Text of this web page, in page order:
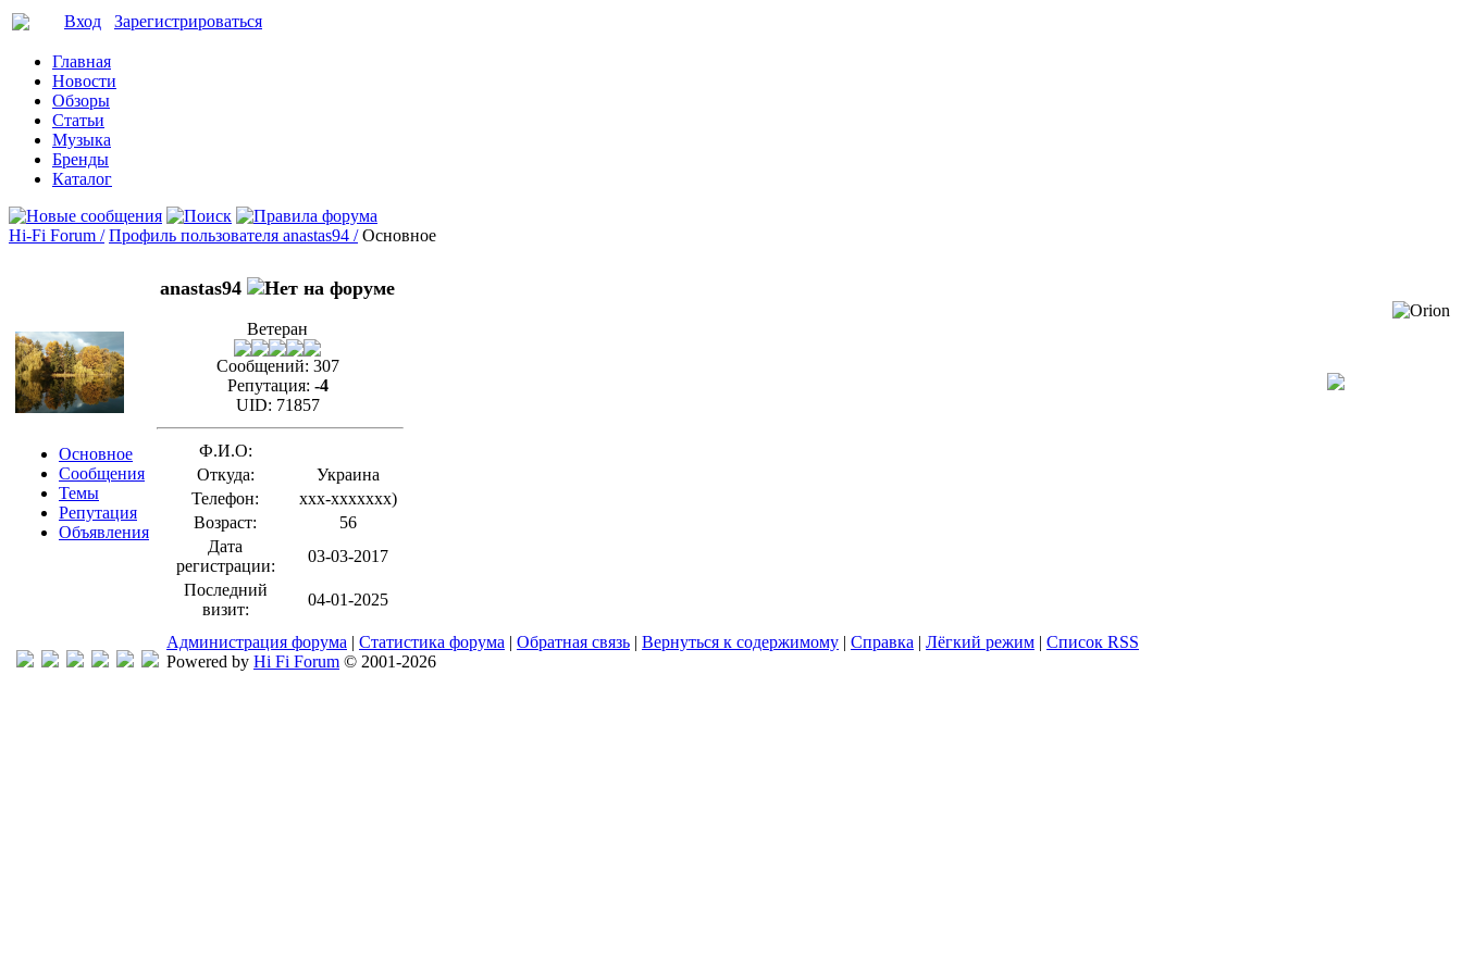
Вход Зарегистрироваться
Главная
Новости
Обзоры
Статьи
Музыка
Бренды
Каталог
Hi-Fi Forum / Профиль пользователя anastas94 / Основное
Основное
Сообщения
Темы
Репутация
Объявления
anastas94
Ветеран
Сообщений: 307
Репутация: -4
UID: 71857
Ф.И.О:
Откуда:
Украина
Телефон:
xxx-xxxxxxx)
Возраст:
56
Дата
регистрации:
03-03-2017
Последний
визит:
04-01-2025
Администрация форума | Статистика форума | Обратная связь | Вернуться к содержимому | Справка | Лёгкий режим | Список RSS
Powered by Hi Fi Forum © 2001-2026